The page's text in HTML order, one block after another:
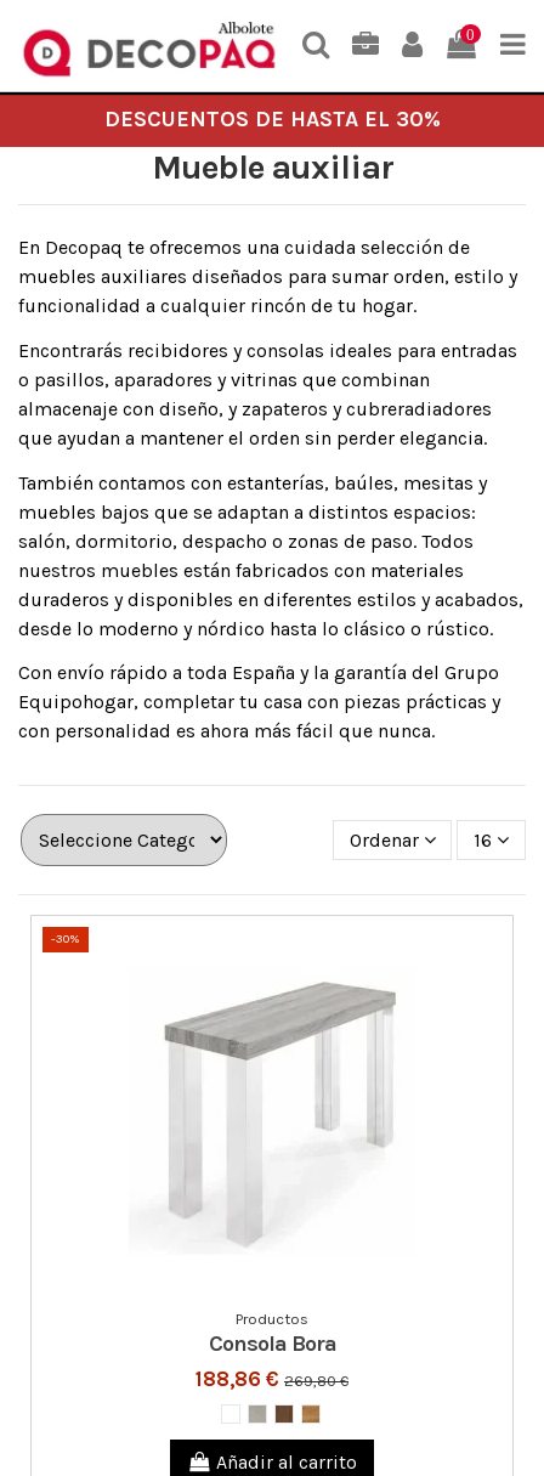
0
DESCUENTOS DE HASTA EL 30%
Mueble auxiliar
En Decopaq te ofrecemos una cuidada selección de
muebles auxiliares diseñados para sumar orden, estilo y
funcionalidad a cualquier rincón de tu hogar.
Encontrarás recibidores y consolas ideales para entradas
o pasillos, aparadores y vitrinas que combinan
almacenaje con diseño, y zapateros y cubreradiadores
que ayudan a mantener el orden sin perder elegancia.
También contamos con estanterías, baúles, mesitas y
muebles bajos que se adaptan a distintos espacios:
salón, dormitorio, despacho o zonas de paso. Todos
nuestros muebles están fabricados con materiales
duraderos y disponibles en diferentes estilos y acabados,
desde lo moderno y nórdico hasta lo clásico o rústico.
Con envío rápido a toda España y la garantía del Grupo
Equipohogar, completar tu casa con piezas prácticas y
con personalidad es ahora más fácil que nunca.
Ordenar 16
-30%
Productos
Consola Bora
188,86 € 269,80 €
Añadir al carrito